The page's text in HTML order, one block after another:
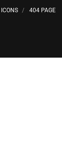
ICONS 404 PAGE